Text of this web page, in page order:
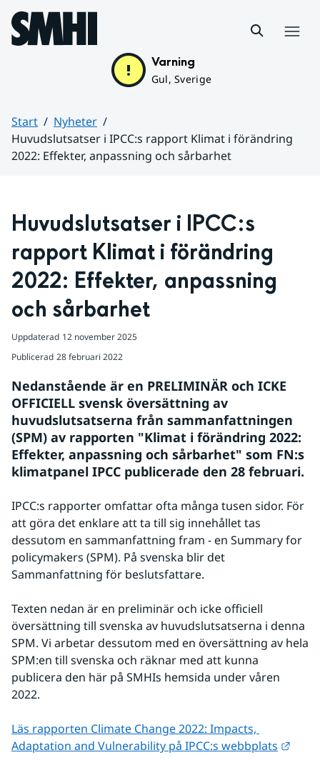
Hoppa till sidans innehåll
Varning
Gul, Sverige
Start
Nyheter
Huvudslutsatser i IPCC:s rapport Klimat i förändring
2022: Effekter, anpassning och sårbarhet
Huvudslutsatser i IPCC:s
rapport Klimat i förändring
2022: Effekter, anpassning
och sårbarhet
Uppdaterad 12 november 2025
Publicerad 28 februari 2022
Nedanstående är en PRELIMINÄR och ICKE
OFFICIELL svensk översättning av
huvudslutsatserna från sammanfattningen
(SPM) av rapporten "Klimat i förändring 2022:
Effekter, anpassning och sårbarhet" som FN:s
klimatpanel IPCC publicerade den 28 februari.
IPCC:s rapporter omfattar ofta många tusen sidor. För
att göra det enklare att ta till sig innehållet tas
dessutom en sammanfattning fram - en Summary for
policymakers (SPM). På svenska blir det
Sammanfattning för beslutsfattare.
Texten nedan är en preliminär och icke officiell
översättning till svenska av huvudslutsatserna i denna
SPM. Vi arbetar dessutom med en översättning av hela
SPM:en till svenska och räknar med att kunna
publicera den här på SMHIs hemsida under våren
2022.
Läs rapporten Climate Change 2022: Impacts,
Adaptation and Vulnerability på IPCC:s webbplats